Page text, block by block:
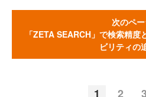
次のペ
「ZETA SEARCH」で検索精
ビリティの
1 2